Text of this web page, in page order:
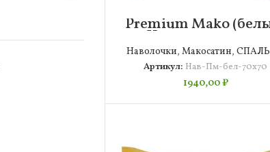
Premium Mako
Наволочка 70х70
Наволочки,Макосатин,
Артикул: Нав-Пм-бел-70х70
1940,00₽